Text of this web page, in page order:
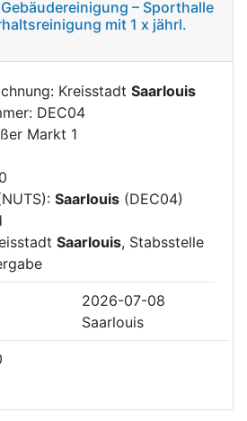
– Sporthalle
mit 1 x jährl.
Kreisstadt Saarlouis
DEC04
Markt 1
Saarlouis (DEC04)
Saarlouis, Stabsstelle
2026-07-08
Saarlouis